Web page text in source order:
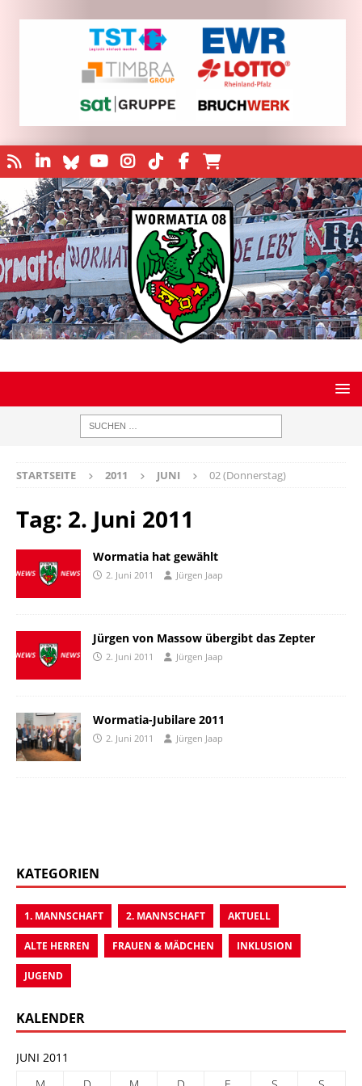
STARTSEITE 2011 JUNI 02 (Donnerstag)
Tag: 2. Juni 2011
Wormatia hat gewählt
2. Juni 2011 Jürgen Jaap
Jürgen von Massow übergibt das Zepter
2. Juni 2011 Jürgen Jaap
Wormatia-Jubilare 2011
2. Juni 2011 Jürgen Jaap
KATEGORIEN
1. MANNSCHAFT 2. MANNSCHAFT AKTUELL
ALTE HERREN FRAUEN & MÄDCHEN INKLUSION
JUGEND
KALENDER
JUNI 2011